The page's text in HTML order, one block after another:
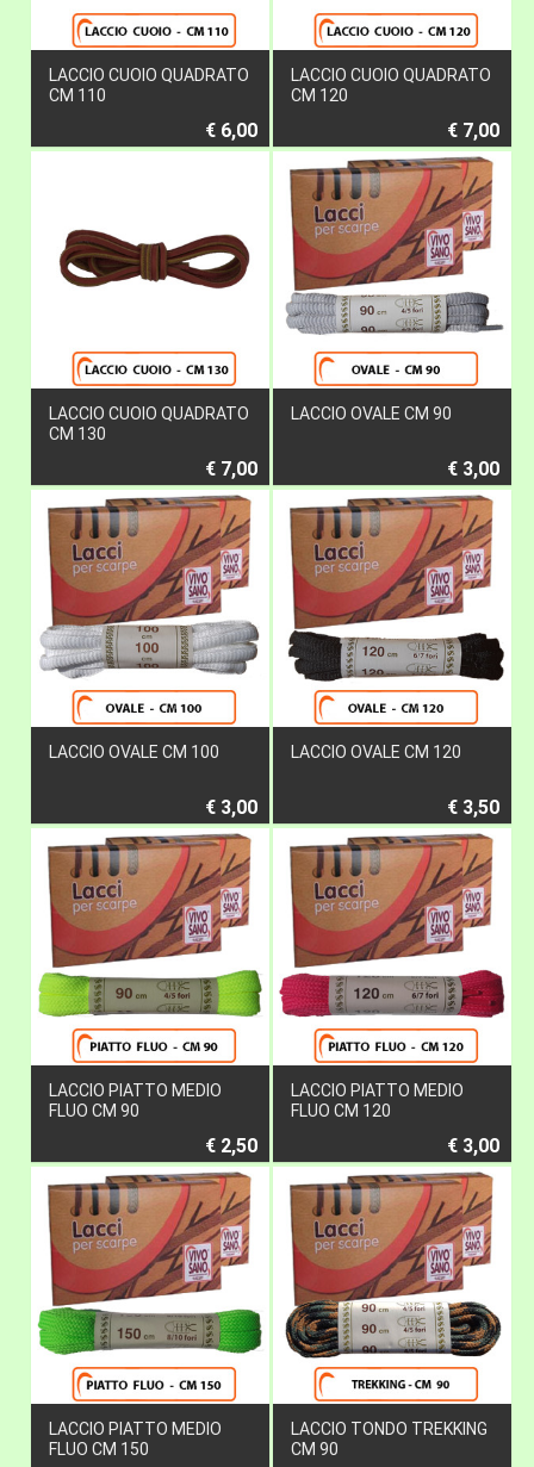
LACCIO CUOIO QUADRATO
CM 110
€ 6,00
LACCIO CUOIO QUADRATO
CM 120
€ 7,00
LACCIO CUOIO QUADRATO
CM 130
€ 7,00
LACCIO OVALE CM 90
€ 3,00
LACCIO OVALE CM 100
€ 3,00
LACCIO OVALE CM 120
€ 3,50
LACCIO PIATTO MEDIO
FLUO CM 90
€ 2,50
LACCIO PIATTO MEDIO
FLUO CM 120
€ 3,00
LACCIO PIATTO MEDIO
FLUO CM 150
LACCIO TONDO TREKKING
CM 90